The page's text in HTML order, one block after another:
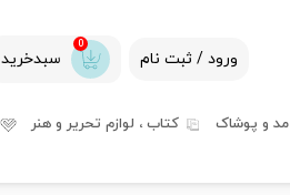
ورود / ثبت نام
0
سبدخرید
مد و پوشاک کتاب ، لوازم تحریر و هنر